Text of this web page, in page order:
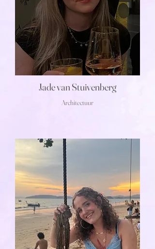
Jade van Stuivenberg
Architectuur